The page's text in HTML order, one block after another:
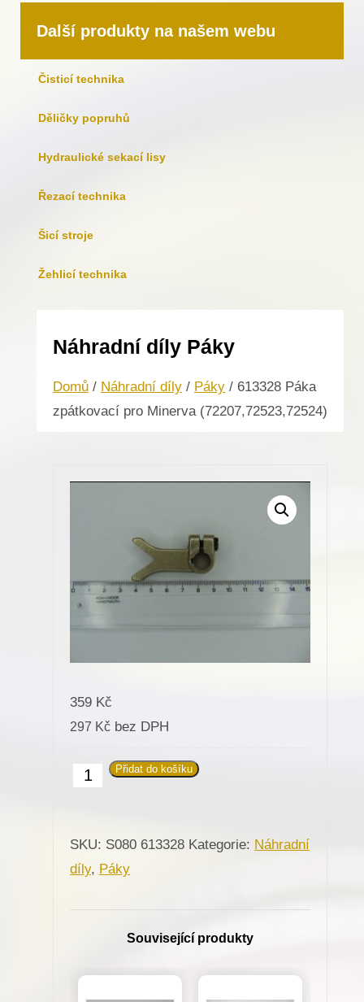
Další produkty na našem webu
Čisticí technika
Děličky popruhů
Hydraulické sekací lisy
Řezací technika
Šicí stroje
Žehlicí technika
Náhradní díly Páky
Domů / Náhradní díly / Páky / 613328 Páka
zpátkovací pro Minerva (72207,72523,72524)
359 Kč
297 Kč bez DPH
613328
pro
Minerva
Přidat do košíku
SKU: S080 613328 Kategorie: Náhradní
díly, Páky
Související produkty